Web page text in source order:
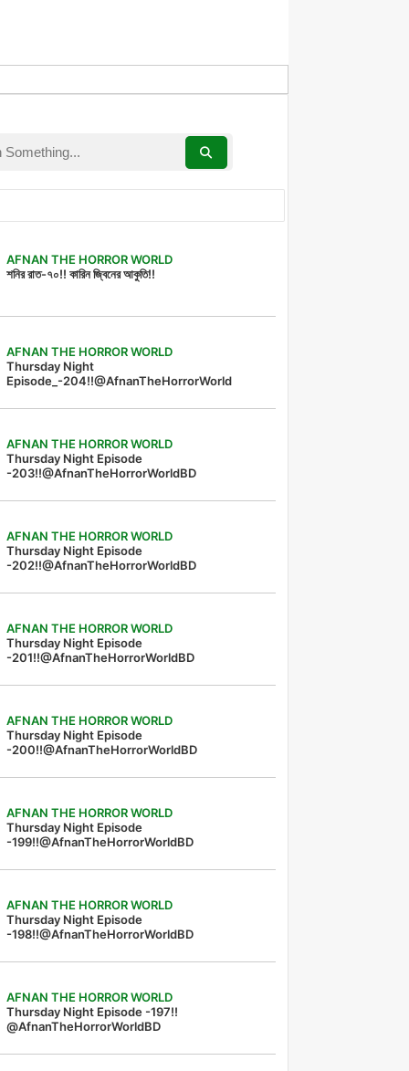
AFNAN THE HORROR WORLD
শনির রাত-৭০!! কারিন জ্বিনের আকুতি!!
AFNAN THE HORROR WORLD
Thursday Night
Episode_-204!!@AfnanTheHorrorWorld
AFNAN THE HORROR WORLD
Thursday Night Episode
-203!!@AfnanTheHorrorWorldBD
AFNAN THE HORROR WORLD
Thursday Night Episode
-202!!@AfnanTheHorrorWorldBD
AFNAN THE HORROR WORLD
Thursday Night Episode
-201!!@AfnanTheHorrorWorldBD
AFNAN THE HORROR WORLD
Thursday Night Episode
-200!!@AfnanTheHorrorWorldBD
AFNAN THE HORROR WORLD
Thursday Night Episode
-199!!@AfnanTheHorrorWorldBD
AFNAN THE HORROR WORLD
Thursday Night Episode
-198!!@AfnanTheHorrorWorldBD
AFNAN THE HORROR WORLD
Thursday Night Episode -197!!‪
@AfnanTheHorrorWorldBD‬